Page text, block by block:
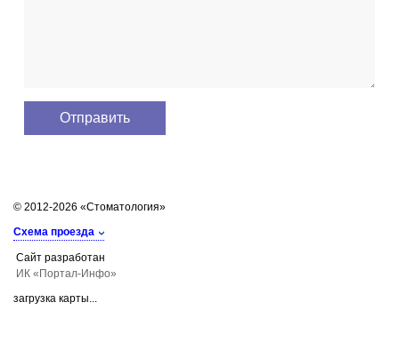
© 2012-2026 «Стоматология»
Схема проезда
Сайт разработан
ИК «Портал-Инфо»
загрузка карты...